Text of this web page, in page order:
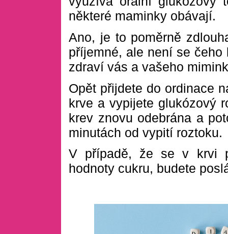
některé maminky obávají.
Ano, je to poměrně
příjemné, ale není se
zdraví vás a vašeho
Opět přijdete do ordinace
krve a vypijete glukózový
krev znovu odebrána a
minutách od vypití roztoku.
V případě, že se v krvi
hodnoty cukru, budete